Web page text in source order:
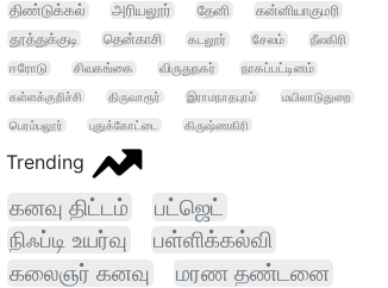
திண்டுக்கல்
அரியலூர் தேனி
கன்னியாகுமரி
தூத்துக்குடி
தென்காசி கடலூர் சேலம் நீலகிரி
ஈரோடு சிவகங்கை விருதுநகர் நாகப்பட்டினம்
கள்ளக்குறிச்சி திருவாரூர் இராமநாதபுரம்
மயிலாடுதுறை
பெரம்பலூர்
புதுக்கோட்டை கிருஷ்ணகிரி
Trending
கனவு திட்டம் பட்ஜெட்
நிஃப்டி உயர்வு
பள்ளிக்கல்வி
கலைஞர் கனவு
மரண தண்டனை